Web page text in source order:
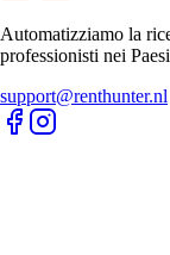
Automatizziamo la
professionisti nei
support@renthunter.nl